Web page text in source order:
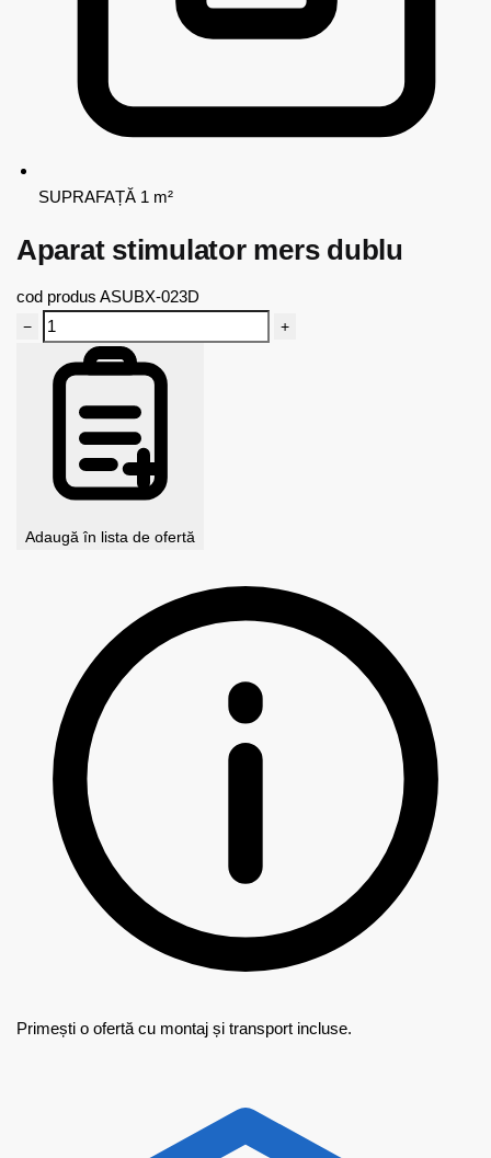
SUPRAFAȚĂ 1 m²
Aparat stimulator mers dublu
cod produs ASUBX-023D
− +
Adaugă în lista de ofertă
Primești o ofertă cu montaj și transport incluse.